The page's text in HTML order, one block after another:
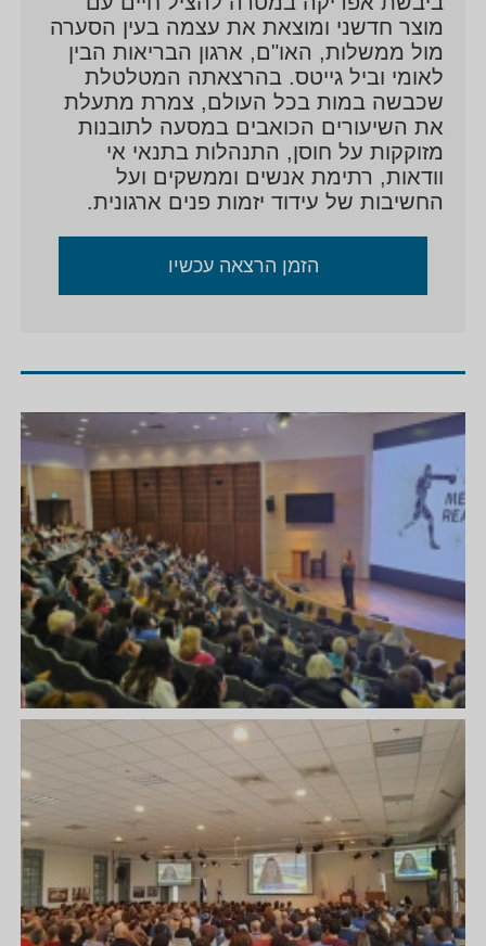
מוצר חדשני ומוצאת את עצמה בעין הסערה
מול ממשלות, האו"ם, ארגון הבריאות הבין
לאומי וביל גייטס. בהרצאתה המטלטלת
שכבשה במות בכל העולם, צמרת מתעלת
את השיעורים הכואבים במסעה לתובנות
מזוקקות על חוסן, התנהלות בתנאי אי
וודאות, רתימת אנשים וממשקים ועל
החשיבות של עידוד יזמות פנים ארגונית.
הזמן הרצאה עכשיו